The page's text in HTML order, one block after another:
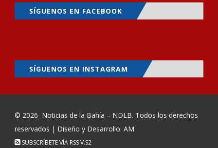
SÍGUENOS EN FACEBOOK
SÍGUENOS EN INSTAGRAM
© 2026 Noticias de la Bahía – NDLB. Todos los derechos
reservados | Diseño y Desarrollo: AM
SUBSCRÍBETE VÍA RSSV.S2